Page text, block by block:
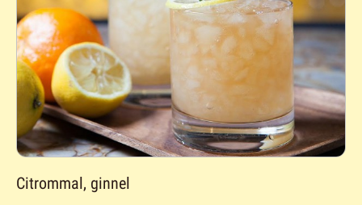
Citrommal, ginnel